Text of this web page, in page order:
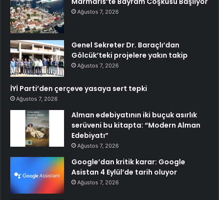
Ağustos 7, 2026
Genel Sekreter Dr. Baraçlı’dan
Gölcük’teki projelere yakın takip
Ağustos 7, 2026
İYİ Parti’den çerçeve yasaya sert tepki
Ağustos 7, 2026
Alman edebiyatının iki buçuk asırlık
serüveni bu kitapta: “Modern Alman
Edebiyatı”
Ağustos 7, 2026
Google’dan kritik karar: Google
Asistan 4 Eylül’de tarih oluyor
Ağustos 7, 2026